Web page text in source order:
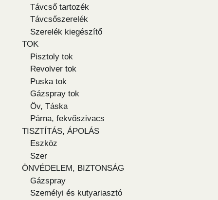
Távcső tartozék
Távcsőszerelék
Szerelék kiegészítő
TOK
Pisztoly tok
Revolver tok
Puska tok
Gázspray tok
Öv, Táska
Párna, fekvőszivacs
TISZTÍTÁS, ÁPOLÁS
Eszköz
Szer
ÖNVÉDELEM, BIZTONSÁG
Gázspray
Személyi és kutyariasztó